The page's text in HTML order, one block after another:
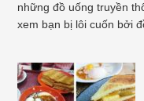
những đồ uống truyền
xem bạn bị lôi cuốn bởi